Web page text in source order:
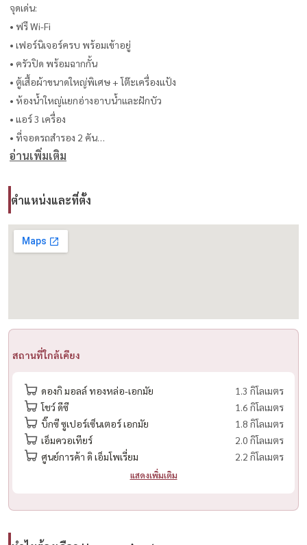
จุดเด่น:
• ฟรี Wi-Fi
• เฟอร์นิเจอร์ครบ พร้อมเข้าอยู่
• ครัวปิด พร้อมฉากกั้น
• ตู้เสื้อผ้าขนาดใหญ่พิเศษ + โต๊ะเครื่องแป้ง
• ห้องน้ำใหญ่แยกอ่างอาบน้ำและฝักบัว
• แอร์ 3 เครื่อง
• ที่จอดรถสำรอง 2 คัน
• ส่วนกลาง: สระว่ายน้ำ / จากุซซี่ / ซาวน่า
• Verified Listing โดย Housewa Thailand
• ทำเลเงียบสงบ ปลอดภัย
• ใกล้ BTS, โรงพยาบาลสมิติเวช และโรงเรียนนานาชาติ
• เหมาะสำหรับชาวต่างชาติ ผู้บริหาร และครอบครัว
🏙 第 5 层 | 泳池景观
📆 合同期：12 个月起
房源亮点：
• 免费 Wi-Fi
• 特大衣柜+梳妆台
อ่านเพิ่มเติม
ตำแหน่งและที่ตั้ง
สถานที่ใกล้เคียง
ดองกิ มอลล์ ทองหล่อ-เอกมัย
1.3 กิโลเมตร
โชว์ ดีซี
1.6 กิโลเมตร
บิ๊กซี ซูเปอร์เซ็นเตอร์ เอกมัย
1.8 กิโลเมตร
เอ็มควอเทียร์
2.0 กิโลเมตร
ศูนย์การค้า ดิ เอ็มโพเรี่ยม
2.2 กิโลเมตร
แสดงเพิ่มเติม